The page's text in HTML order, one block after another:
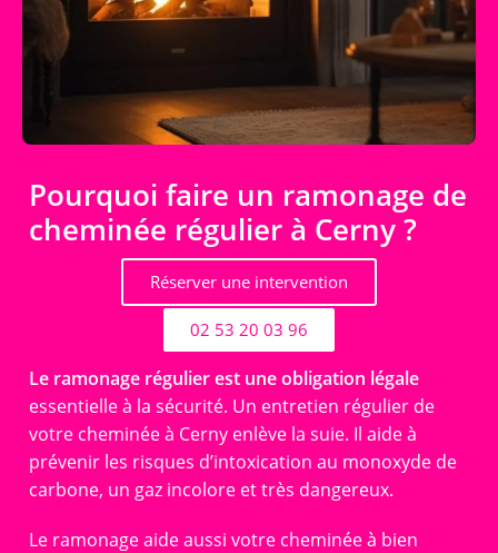
Pourquoi faire un ramonage de
cheminée régulier à Cerny ?
Réserver une intervention
02 53 20 03 96
Le ramonage régulier est une obligation légale
essentielle à la sécurité. Un entretien régulier de
votre cheminée à Cerny enlève la suie. Il aide à
prévenir les risques d’intoxication au monoxyde de
carbone, un gaz incolore et très dangereux.
Le ramonage aide aussi votre cheminée à bien